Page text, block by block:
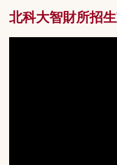
北科大智財所招